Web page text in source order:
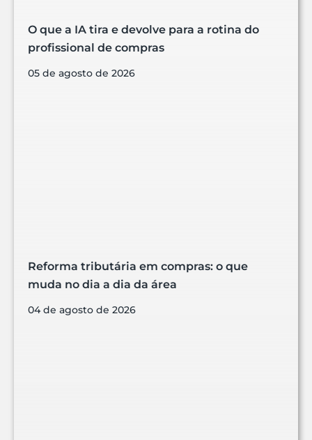
O que a IA tira e devolve para a rotina do
profissional de compras
05 de agosto de 2026
Reforma tributária em compras: o que
muda no dia a dia da área
04 de agosto de 2026